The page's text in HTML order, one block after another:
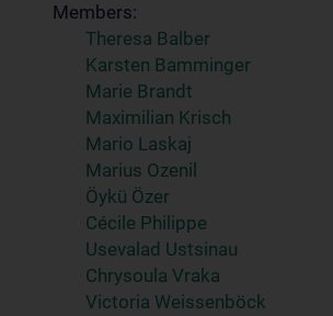
Members:
Theresa Balber
Karsten Bamminger
Marie Brandt
Maximilian Krisch
Mario Laskaj
Marius Ozenil
Öykü Özer
Cécile Philippe
Usevalad Ustsinau
Chrysoula Vraka
Victoria Weissenböck